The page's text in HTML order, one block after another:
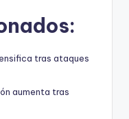
tras ataques
aumenta tras